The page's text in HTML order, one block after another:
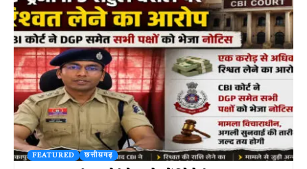
FEATURED छत्तीसगढ़